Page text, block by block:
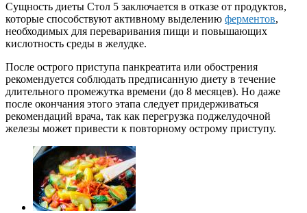
Сущность диеты Стол 5 заключается в отказе от продуктов,
которые способствуют активному выделению ферментов,
необходимых для переваривания пищи и повышающих
кислотность среды в желудке.
После острого приступа панкреатита или обострения
рекомендуется соблюдать предписанную диету в течение
длительного промежутка времени (до 8 месяцев). Но даже
после окончания этого этапа следует придерживаться
рекомендаций врача, так как перегрузка поджелудочной
железы может привести к повторному острому приступу.